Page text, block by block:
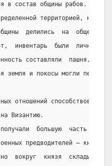
в состав общины рабов.
территорией, на
делились  на
инвентарь  были  личной
составляли  пашня,
земля и покосы могли
отношений способствовали
Византию.
большую  часть
предводителей — князей
вокруг  князя